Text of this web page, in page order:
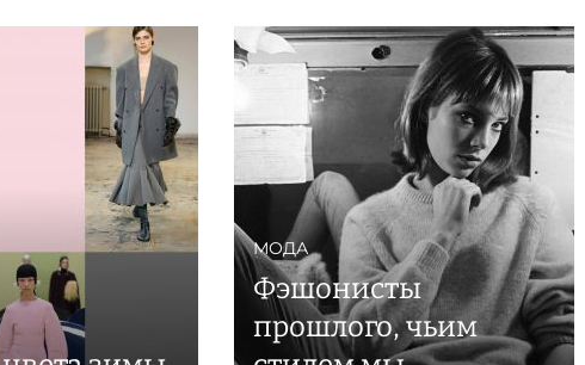
МОДА
Фэшонисты
прошлого, чьим